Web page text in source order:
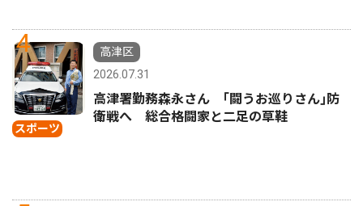
4
スポーツ
高津区
2026.07.31
高津署勤務森永さん ｢闘うお巡りさん｣防
衛戦へ 総合格闘家と二足の草鞋